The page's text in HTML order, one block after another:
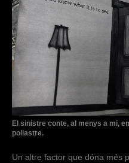
El sinistre conte, al menys a mi,
pollastre.
Un altre factor que dóna més